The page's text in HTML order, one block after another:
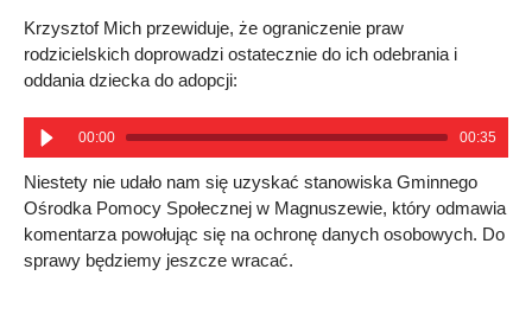
Krzysztof Mich przewiduje, że ograniczenie praw
rodzicielskich doprowadzi ostatecznie do ich odebrania i
oddania dziecka do adopcji:
00:00 00:35
Niestety nie udało nam się uzyskać stanowiska Gminnego
Ośrodka Pomocy Społecznej w Magnuszewie, który odmawia
komentarza powołując się na ochronę danych osobowych. Do
sprawy będziemy jeszcze wracać.